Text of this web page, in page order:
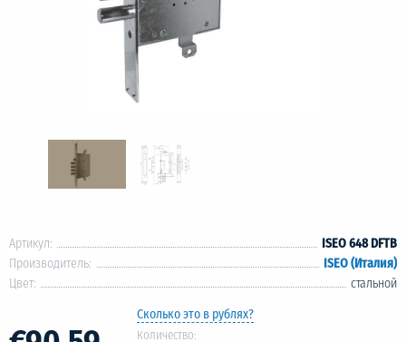
Артикул:
ISEO 648 DFTB
Производитель:
ISEO (Италия)
Цвет:
стальной
Сколько это в рублях?
Количество: